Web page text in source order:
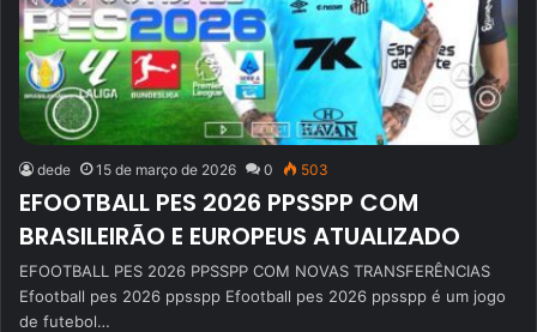
dede 15 de março de 2026 0 503
EFOOTBALL PES 2026 PPSSPP COM
BRASILEIRÃO E EUROPEUS ATUALIZADO
EFOOTBALL PES 2026 PPSSPP COM NOVAS TRANSFERÊNCIAS
Efootball pes 2026 ppsspp Efootball pes 2026 ppsspp é um jogo
de futebol…